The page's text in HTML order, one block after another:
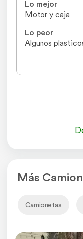
segura y versatil
Lo mejor
Motor y caja
Lo peor
Algunos
Más
Camionetas